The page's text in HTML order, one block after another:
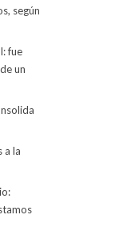
según
fue
un
a la